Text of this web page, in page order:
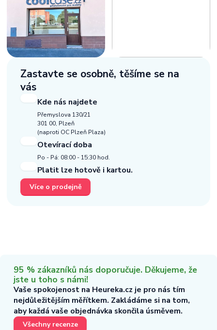
Zastavte se osobně, těšíme se na
vás
Kde nás najdete
Přemyslova 130/21
301 00, Plzeň
(naproti OC Plzeň Plaza)
Otevírací doba
Po - Pá: 08:00 - 15:30 hod.
Platit lze hotově i kartou.
Více o prodejně
95 % zákazníků nás doporučuje. Děkujeme, že
jste u toho s námi!
Vaše spokojenost na Heureka.cz je pro nás tím
nejdůležitějším měřítkem. Zakládáme si na tom,
aby každá vaše objednávka skončila úsměvem.
Všechny recenze